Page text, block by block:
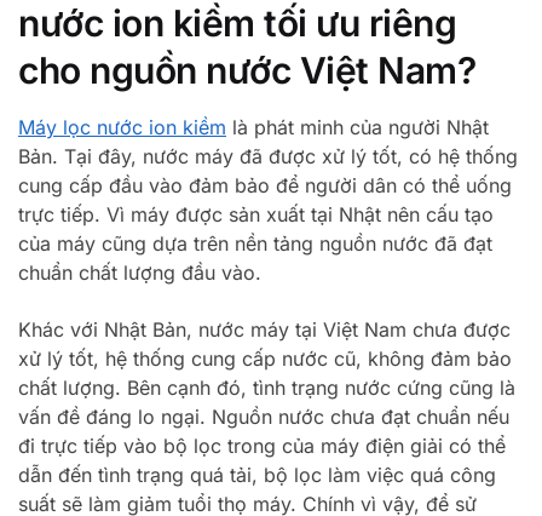
nước ion kiềm tối ưu riêng
cho nguồn nước Việt Nam?
Máy lọc nước ion kiềm là phát minh của người Nhật
Bản. Tại đây, nước máy đã được xử lý tốt, có hệ thống
cung cấp đầu vào đảm bảo để người dân có thể uống
trực tiếp. Vì máy được sản xuất tại Nhật nên cấu tạo
của máy cũng dựa trên nền tảng nguồn nước đã đạt
chuẩn chất lượng đầu vào.
Khác với Nhật Bản, nước máy tại Việt Nam chưa được
xử lý tốt, hệ thống cung cấp nước cũ, không đảm bảo
chất lượng. Bên cạnh đó, tình trạng nước cứng cũng là
vấn đề đáng lo ngại. Nguồn nước chưa đạt chuẩn nếu
đi trực tiếp vào bộ lọc trong của máy điện giải có thể
dẫn đến tình trạng quá tải, bộ lọc làm việc quá công
suất sẽ làm giảm tuổi thọ máy. Chính vì vậy, để sử